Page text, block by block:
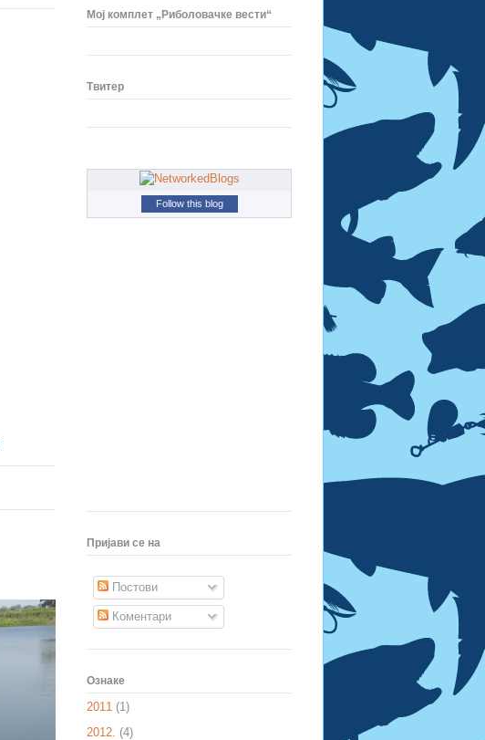
Мој комплет „Риболовачке вести“
Твитер
Follow this blog
Пријави се на
Постови
Коментари
Ознаке
2011 (1)
2012. (4)